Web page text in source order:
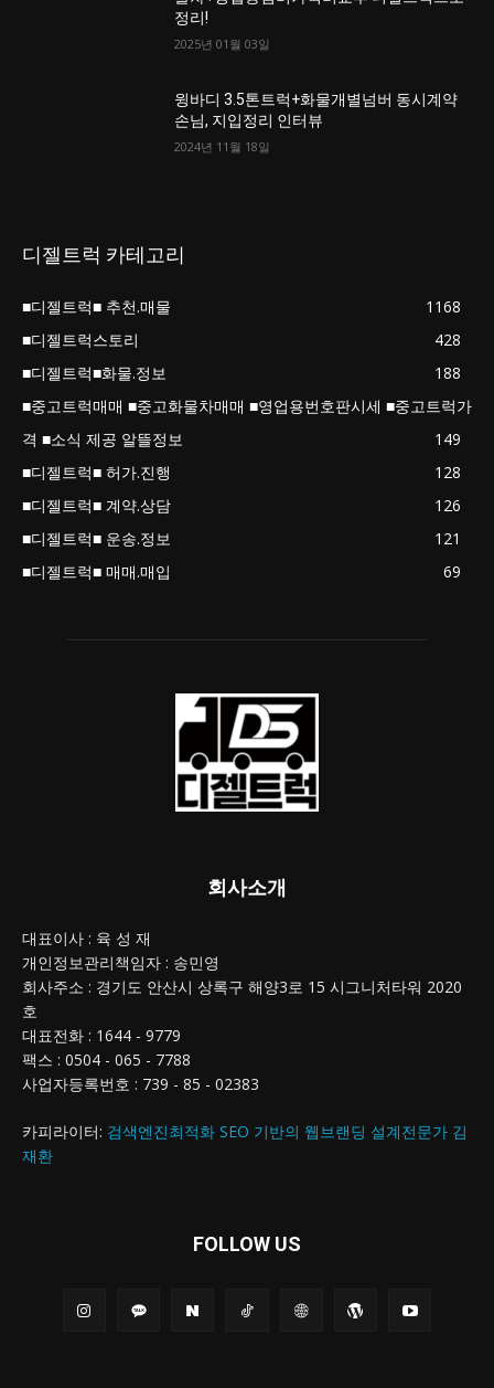
정리!
2025년 01월 03일
윙바디 3.5톤트럭+화물개별넘버 동시계약
손님, 지입정리 인터뷰
2024년 11월 18일
디젤트럭 카테고리
■디젤트럭■ 추천.매물
1168
■디젤트럭스토리
428
■디젤트럭■화물.정보
188
■중고트럭매매 ■중고화물차매매 ■영업용번호판시세 ■중고트럭가
격 ■소식 제공 알뜰정보
149
■디젤트럭■ 허가.진행
128
■디젤트럭■ 계약.상담
126
■디젤트럭■ 운송.정보
121
■디젤트럭■ 매매.매입
69
회사소개
대표이사 : 육 성 재
개인정보관리책임자 : 송민영
회사주소 : 경기도 안산시 상록구 해양3로 15 시그니처타워 2020
호
대표전화 : 1644 - 9779
팩스 : 0504 - 065 - 7788
사업자등록번호 : 739 - 85 - 02383
카피라이터: 검색엔진최적화 SEO 기반의 웹브랜딩 설계전문가 김
재환
FOLLOW US